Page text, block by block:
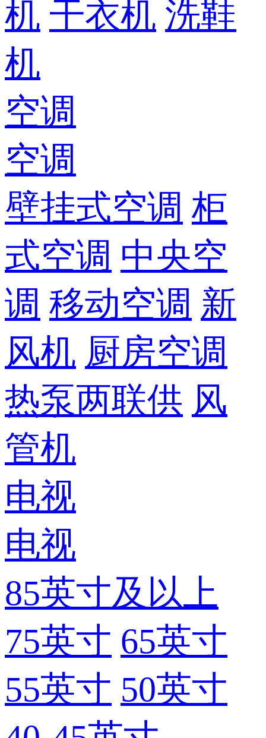
机 干衣机 洗鞋
机
空调
空调
壁挂式空调 柜
式空调 中央空
调 移动空调 新
风机 厨房空调
热泵两联供 风
管机
电视
电视
85英寸及以上
75英寸 65英寸
55英寸 50英寸